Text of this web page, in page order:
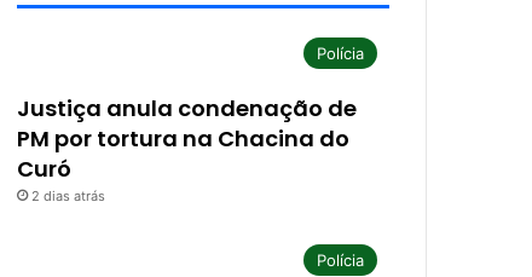
Polícia
Justiça anula condenação de
PM por tortura na Chacina do
Curó
2 dias atrás
Polícia